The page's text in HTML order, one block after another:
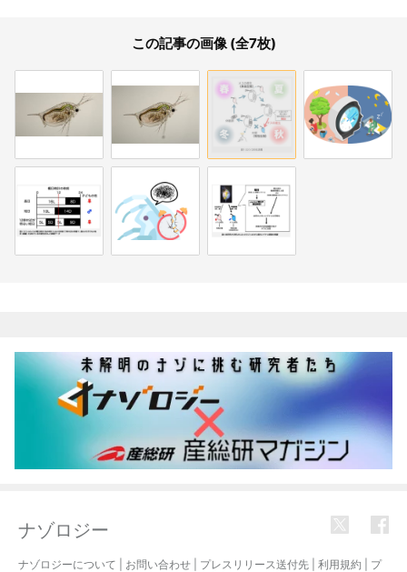
この記事の画像 (全7枚)
ナゾロジー
ナゾロジーについて お問い合わせ プレスリリース送付先 利用規約 プ